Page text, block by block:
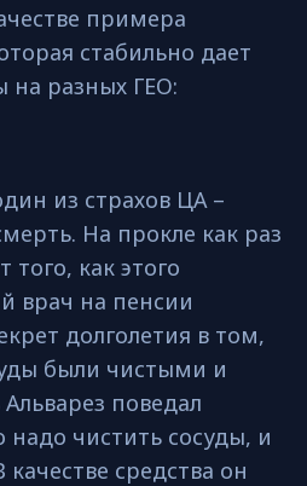
примера
стабильно дает
на разных ГЕО:
из страхов ЦА –
На прокле как раз
того, как этого
врач на пенсии
долголетия в том,
были чистыми и
поведал
надо чистить сосуды, и
качестве средства он